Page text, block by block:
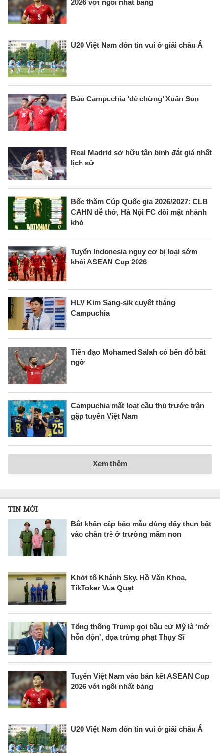
2026 với ngôi nhất bảng
U20 Việt Nam đón tin vui ở giải châu Á
Báo Campuchia ‘dè chừng’ Xuân Son
Real Madrid sở hữu tân binh đắt giá nhất
lịch sử
Bốc thăm Cúp Quốc gia 2026/2027: CLB
CAHN dễ thở, Hà Nội FC đối mặt nhánh
khó
Tuyển Indonesia nguy cơ bị loại sớm
khỏi ASEAN Cup 2026
HLV Kim Sang-sik quyết thắng
Campuchia
Tiền đạo Mohamed Salah có bến đỗ bất
ngờ
Campuchia mất loạt cầu thủ trước trận
gặp tuyển Việt Nam
Xem thêm
TIN MỚI
Bắt khẩn cấp bảo mẫu dùng dây thun bật
vào chân trẻ ở trường mầm non
Khởi tố Khánh Sky, Hồ Văn Khoa,
TikToker Vua Quạt
Tổng thống Trump gọi bầu cử Mỹ là 'mớ
hỗn độn', dọa trừng phạt Thụy Sĩ
Tuyển Việt Nam vào bán kết ASEAN Cup
2026 với ngôi nhất bảng
U20 Việt Nam đón tin vui ở giải châu Á